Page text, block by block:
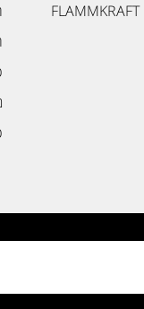
FLAMMKRAFT